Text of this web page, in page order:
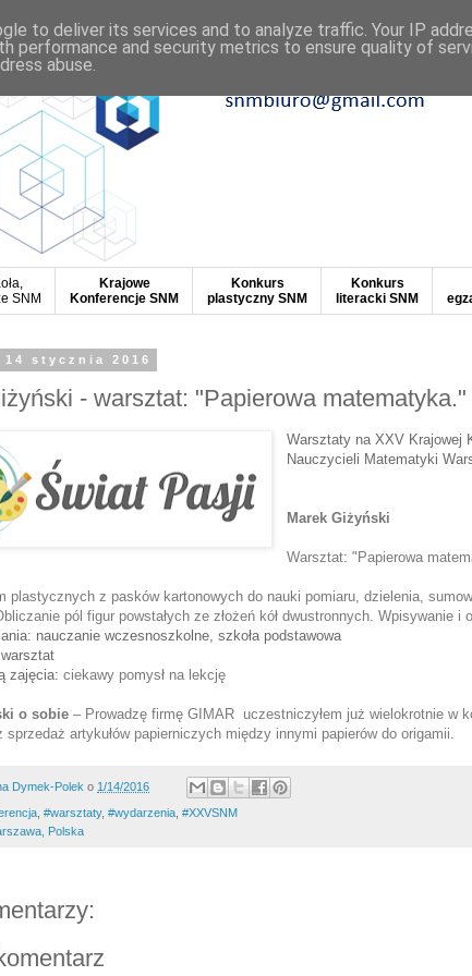
SNM
Krajowe
Konferencje SNM
Konkurs
plastyczny SNM
Konkurs
literacki SNM
stycznia 2016
- warsztat: "Papierowa matematyka."
Warsztaty na XXV Krajowej
Nauczycieli Matematyki
Marek Giżyński
Warsztat: "Papierowa
plastycznych z pasków kartonowych do nauki pomiaru, dzielenia,
pól figur powstałych ze złożeń kół dwustronnych. Wpisywanie i
nauczanie wczesnoszkolne, szkoła podstawowa
zajęcia: ciekawy pomysł na lekcję
o sobie – Prowadzę firmę GIMAR  uczestniczyłem już wielokrotnie w
sprzedaż artykułów papierniczych między innymi papierów do origamii.
Dymek-Polek o 1/14/2016
, #warsztaty, #wydarzenia, #XXVSNM
Polska
to deliver its services and to analyze traffic. Your IP
performance and security metrics to ensure quality of
abuse.